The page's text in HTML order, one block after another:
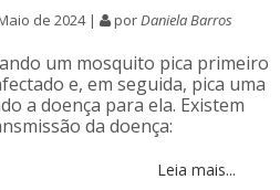
de 2024 | porDaniela Barros
um mosquito pica primeiro
e, em seguida, pica uma
a doença para ela. Existem
da doença:
Leia mais...